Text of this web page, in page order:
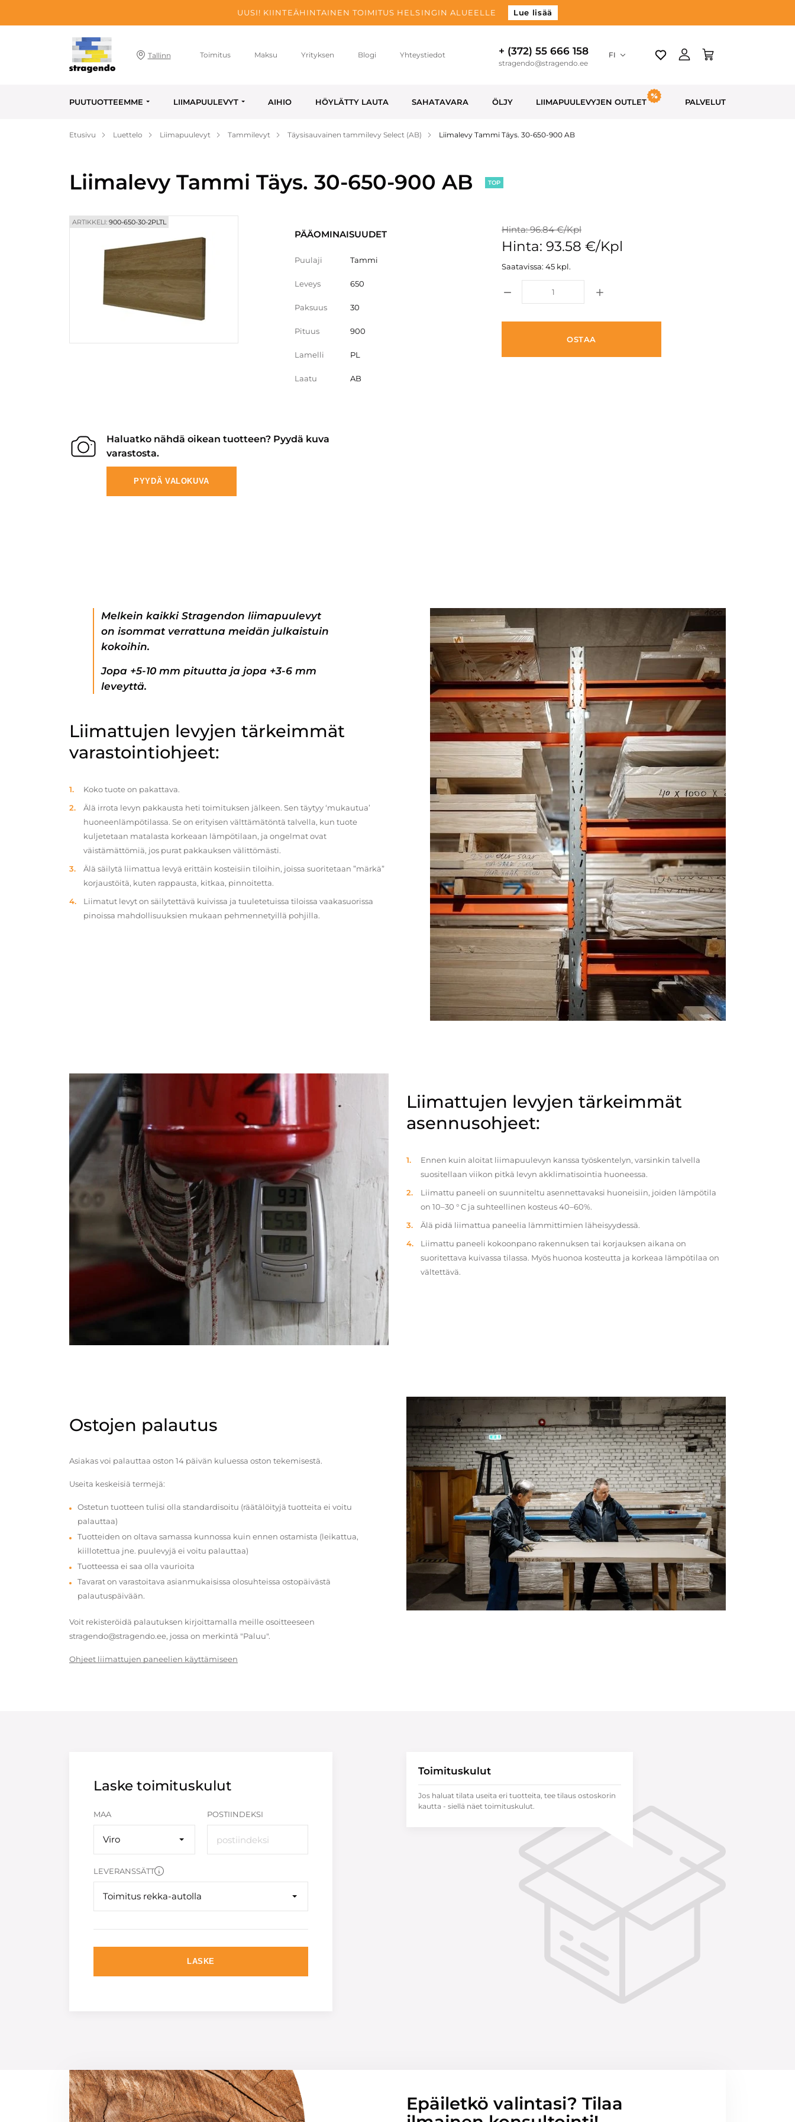
UUSI! KIINTEÄHINTAINEN TOIMITUS HELSINGIN ALUEELLE Lue lisää
Tallinn Toimitus Maksu Yrityksen Blogi Yhteystiedot + (372) 55 666 158
stragendo@stragendo.ee
FI
PUUTUOTTEEMME LIIMAPUULEVYT AIHIO HÖYLÄTTY LAUTA SAHATAVARA ÖLJY LIIMAPUULEVYJEN OUTLET PALVELUT
Etusivu Luettelo Liimapuulevyt Tammilevyt Täysisauvainen tammilevy Select (AB) Liimalevy Tammi Täys. 30-650-900 AB
Liimalevy Tammi Täys. 30-650-900 AB TOP
ARTIKKELI: 900-650-30-2PLTL
PÄÄOMINAISUUDET
Puulaji Tammi
Leveys 650
Paksuus 30
Pituus 900
Lamelli PL
Laatu AB
Hinta: 96.84 €/Kpl
Hinta: 93.58 €/Kpl
Saatavissa: 45 kpl.
OSTAA
Haluatko nähdä oikean tuotteen? Pyydä kuva
varastosta.
PYYDÄ VALOKUVA
Melkein kaikki Stragendon liimapuulevyt
on isommat verrattuna meidän julkaistuin
kokoihin.
Jopa +5-10 mm pituutta ja jopa +3-6 mm
leveyttä.
Liimattujen levyjen tärkeimmät
varastointiohjeet:
Koko tuote on pakattava.
Älä irrota levyn pakkausta heti toimituksen jälkeen. Sen täytyy ‘mukautua’
huoneenlämpötilassa. Se on erityisen välttämätöntä talvella, kun tuote
kuljetetaan matalasta korkeaan lämpötilaan, ja ongelmat ovat
väistämättömiä, jos purat pakkauksen välittömästi.
Älä säilytä liimattua levyä erittäin kosteisiin tiloihin, joissa suoritetaan ”märkä”
korjaustöitä, kuten rappausta, kitkaa, pinnoitetta.
Liimatut levyt on säilytettävä kuivissa ja tuuletetuissa tiloissa vaakasuorissa
pinoissa mahdollisuuksien mukaan pehmennetyillä pohjilla.
Liimattujen levyjen tärkeimmät
asennusohjeet:
Ennen kuin aloitat liimapuulevyn kanssa työskentelyn, varsinkin talvella
suositellaan viikon pitkä levyn akklimatisointia huoneessa.
Liimattu paneeli on suunniteltu asennettavaksi huoneisiin, joiden lämpötila
on 10–30 ° C ja suhteellinen kosteus 40–60%.
Älä pidä liimattua paneelia lämmittimien läheisyydessä.
Liimattu paneeli kokoonpano rakennuksen tai korjauksen aikana on
suoritettava kuivassa tilassa. Myös huonoa kosteutta ja korkeaa lämpötilaa on
vältettävä.
Ostojen palautus
Asiakas voi palauttaa oston 14 päivän kuluessa oston tekemisestä.
Useita keskeisiä termejä:
Ostetun tuotteen tulisi olla standardisoitu (räätälöityjä tuotteita ei voitu
palauttaa)
Tuotteiden on oltava samassa kunnossa kuin ennen ostamista (leikattua,
kiillotettua jne. puulevyjä ei voitu palauttaa)
Tuotteessa ei saa olla vaurioita
Tavarat on varastoitava asianmukaisissa olosuhteissa ostopäivästä
palautuspäivään.
Voit rekisteröidä palautuksen kirjoittamalla meille osoitteeseen
stragendo@stragendo.ee, jossa on merkintä "Paluu".
Ohjeet liimattujen paneelien käyttämiseen
Laske toimituskulut
MAA
Viro
POSTIINDEKSI
LEVERANSSÄTT
Toimitus rekka-autolla
LASKE
Toimituskulut
Jos haluat tilata useita eri tuotteita, tee tilaus ostoskorin
kautta - siellä näet toimituskulut.
Epäiletkö valintasi? Tilaa